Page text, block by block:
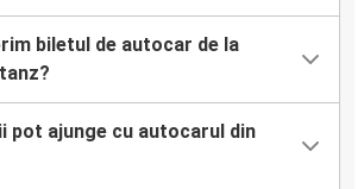
biletul de autocar de la
pot ajunge cu autocarul din